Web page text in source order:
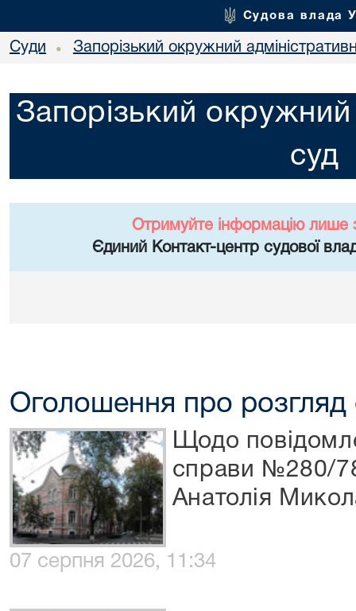
Судова влада
Суди • Запорізький окружний
Запорізький окружний
суд
Отримуйте інформацію лише
Єдиний Контакт-центр судової
Оголошення про розгляд
Щодо
справи №280/
Анатолія
07 серпня 2026, 11:34